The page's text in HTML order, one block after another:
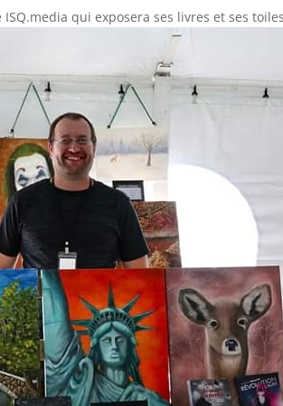
qui exposera ses livres et ses